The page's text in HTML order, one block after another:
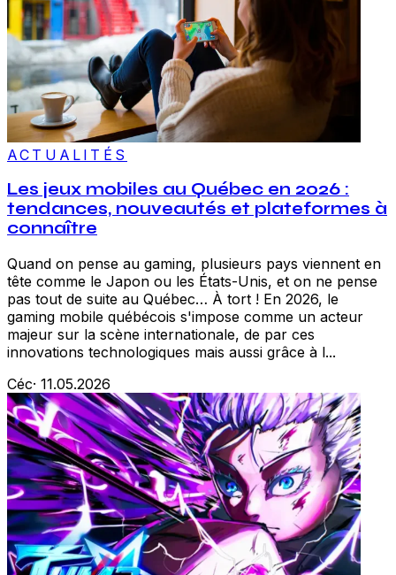
ACTUALITÉS
Les jeux mobiles au Québec en 2026 :
tendances, nouveautés et plateformes à
connaître
Quand on pense au gaming, plusieurs pays viennent en
tête comme le Japon ou les États-Unis, et on ne pense
pas tout de suite au Québec… À tort ! En 2026, le
gaming mobile québécois s'impose comme un acteur
majeur sur la scène internationale, de par ces
innovations technologiques mais aussi grâce à l...
Céc· 11.05.2026